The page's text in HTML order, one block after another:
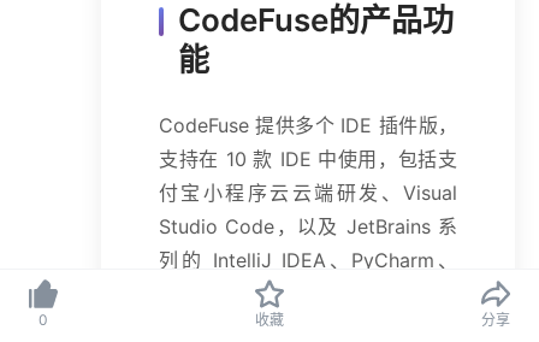
0 收藏 分享
CodeFuse的产品功
能
CodeFuse 提供多个 IDE 插件版，
支持在 10 款 IDE 中使用，包括支
付宝小程序云云端研发、Visual
Studio Code，以及 JetBrains 系
列的 IntelliJ IDEA、PyCharm、
WebStorm、GoLand、CLion、
DataGrip、PhpStorm 和